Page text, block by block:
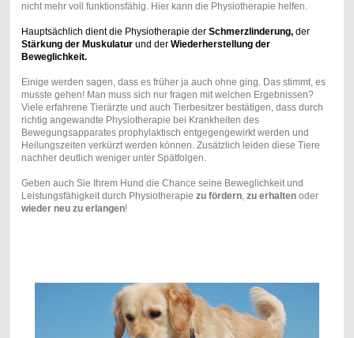
nicht mehr voll funktionsfähig. Hier kann die Physiotherapie helfen.
Hauptsächlich dient die Physiotherapie der Schmerzlinderung,der
Stärkung der Muskulaturund der Wiederherstellung der
Beweglichkeit.
Einige werden sagen, dass es früher ja auch ohne ging. Das stimmt, es
musste gehen! Man muss sich nur fragen mit welchen Ergebnissen?
Viele erfahrene Tierärzte und auch Tierbesitzer bestätigen, dass durch
richtig angewandte Physiotherapie bei Krankheiten des
Bewegungsapparates prophylaktisch entgegengewirkt werden und
Heilungszeiten verkürzt werden können. Zusätzlich leiden diese Tiere
nachher deutlich weniger unter Spätfolgen.
Geben auch Sie Ihrem Hund die Chance seine Beweglichkeit und
Leistungsfähigkeit durch Physiotherapie zu fördern, zu erhaltenoder
wieder neu zu erlangen!